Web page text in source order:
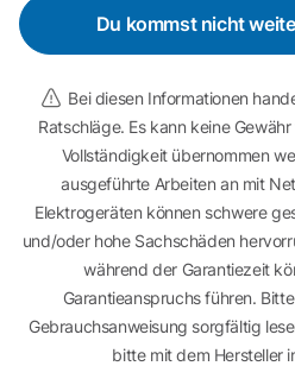
Du kommst nicht
Bei diesen Informationen
Ratschläge. Es kann keine
Vollständigkeit übernommen
ausgeführte Arbeiten an mit
Elektrogeräten können schwere
und/oder hohe Sachschäden
während der Garantiezeit
Garantieanspruchs führen.
Gebrauchsanweisung sorgfältig
bitte mit dem Hersteller